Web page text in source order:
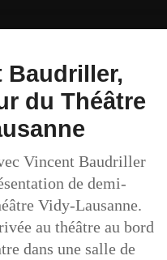
Baudriller,
du Théâtre
Vincent Baudriller
de demi-
Vidy-Lausanne.
au théâtre au bord
dans une salle de